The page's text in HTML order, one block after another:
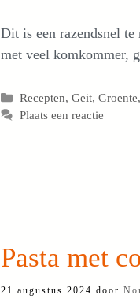
Dit is een razendsnel
met veel komkommer,
Categorieën
Recepten,Geit,Groente
Plaats een reactie
Pasta met
21 augustus 2024 door